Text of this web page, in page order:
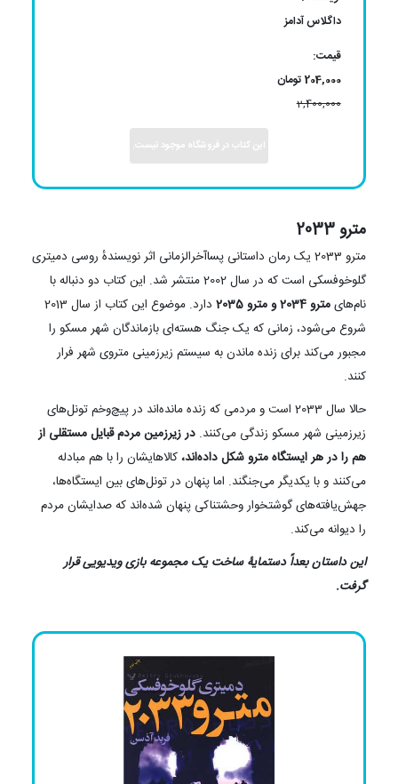
داگلاس آدامز
قیمت:
204,000 تومان
2,400,000
این کتاب در فروشگاه موجود نیست.
مترو 2033
مترو 2033 یک رمان داستانی پساآخرالزمانی اثر نویسندهٔ روسی دمیتری
گلوخوفسکی است که در سال 2002 منتشر شد. این کتاب دو دنباله با
نام‌هایمترو 2034 و مترو 2035
دارد. موضوع این کتاب از سال 2013
شروع می‌شود، زمانی که یک جنگ هسته‌ای بازماندگان شهر مسکو را
مجبور می‌کند برای زنده ماندن به سیستم زیرزمینی متروی شهر فرار
کنند.
حالا سال 2033 است و مردمی که زنده مانده‌اند در پیچ‌وخم تونل‌های
زیرزمینی شهر مسکو زندگی می‌کنند. در زیرزمین مردم قبایل مستقلی از
هم را در هر ایستگاه مترو شکل داده‌اند،کالاهایشان را با هم مبادله
می‌کنند و با یکدیگر می‌جنگند. اما پنهان در تونل‌های بین ایستگاه‌ها،
جهش‌یافته‌های گوشتخوار وحشتناکی پنهان شده‌اند که صدایشان مردم
را دیوانه می‌کند.
این داستان بعداً دستمایۀ ساخت یک مجموعه بازی ویدیویی قرار
گرفت.